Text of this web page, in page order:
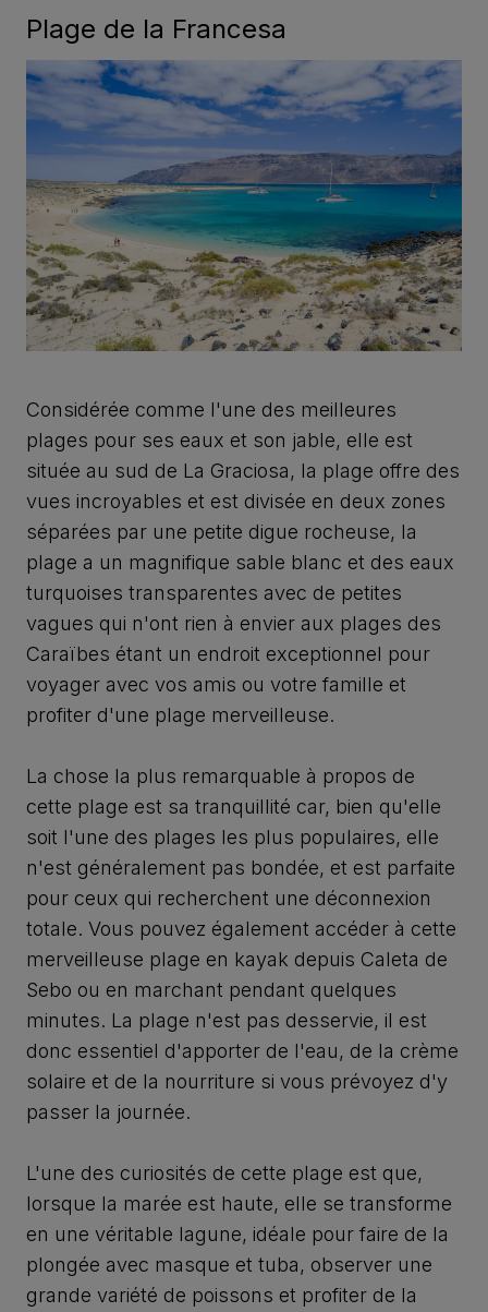
Plage de la Francesa
Considérée comme l'une des meilleures
plages pour ses eaux et son jable, elle est
située au sud de La Graciosa, la plage offre des
vues incroyables et est divisée en deux zones
séparées par une petite digue rocheuse, la
plage a un magnifique sable blanc et des eaux
turquoises transparentes avec de petites
vagues qui n'ont rien à envier aux plages des
Caraïbes étant un endroit exceptionnel pour
voyager avec vos amis ou votre famille et
profiter d'une plage merveilleuse.
La chose la plus remarquable à propos de
cette plage est sa tranquillité car, bien qu'elle
soit l'une des plages les plus populaires, elle
n'est généralement pas bondée, et est parfaite
pour ceux qui recherchent une déconnexion
totale. Vous pouvez également accéder à cette
merveilleuse plage en kayak depuis Caleta de
Sebo ou en marchant pendant quelques
minutes. La plage n'est pas desservie, il est
donc essentiel d'apporter de l'eau, de la crème
solaire et de la nourriture si vous prévoyez d'y
passer la journée.
L'une des curiosités de cette plage est que,
lorsque la marée est haute, elle se transforme
en une véritable lagune, idéale pour faire de la
plongée avec masque et tuba, observer une
grande variété de poissons et profiter de la